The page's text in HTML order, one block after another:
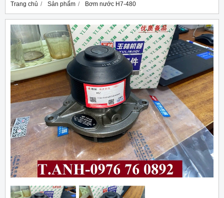
Trang chủ Sản phẩm Bơm nước H7-480